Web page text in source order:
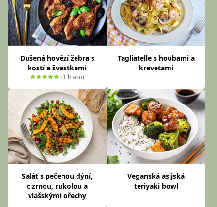
Dušená hovězí žebra s
kostí a švestkami
(1 hlasů)
Tagliatelle s houbami a
krevetami
Salát s pečenou dýní,
cizrnou, rukolou a
vlašskými ořechy
Veganská asijská
teriyaki bowl